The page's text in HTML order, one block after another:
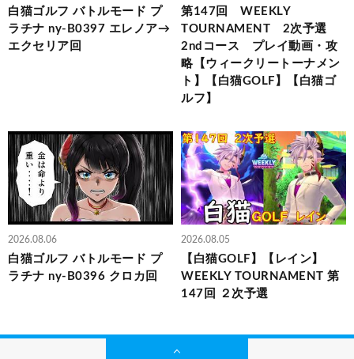
白猫ゴルフ バトルモード プ
ラチナ ny-B0397 エレノア→
エクセリア回
第147回 WEEKLY
TOURNAMENT 2次予選
2ndコース プレイ動画・攻
略【ウィークリートーナメン
ト】【白猫GOLF】【白猫ゴ
ルフ】
2026.08.06
白猫ゴルフ バトルモード プ
ラチナ ny-B0396 クロカ回
2026.08.05
【白猫GOLF】【レイン】
WEEKLY TOURNAMENT 第
147回 ２次予選